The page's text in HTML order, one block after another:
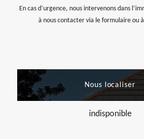
En cas d’urgence, nous intervenons dans
à nous contacter via le formulaire ou
Nous localiser
indisponible